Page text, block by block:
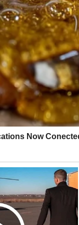
koje to niste
ljude – kroz
ali osetljiva
i kada ste bili
promenu
da mu je stalo